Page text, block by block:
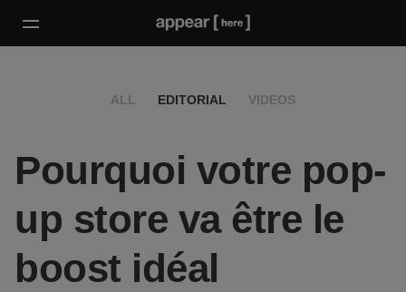
ALL EDITORIAL VIDEOS
Pourquoi votre pop-
up store va être le
boost idéal